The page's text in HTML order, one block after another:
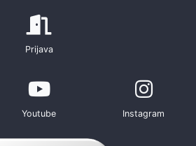
Prijava
Youtube Instagram